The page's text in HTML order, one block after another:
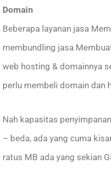
Domain
Beberapa layanan jasa
membundling jasa
web hosting & domainnya
perlu membeli domain dan
Nah kapasitas
– beda, ada yang cuma
ratus MB ada yang sekian